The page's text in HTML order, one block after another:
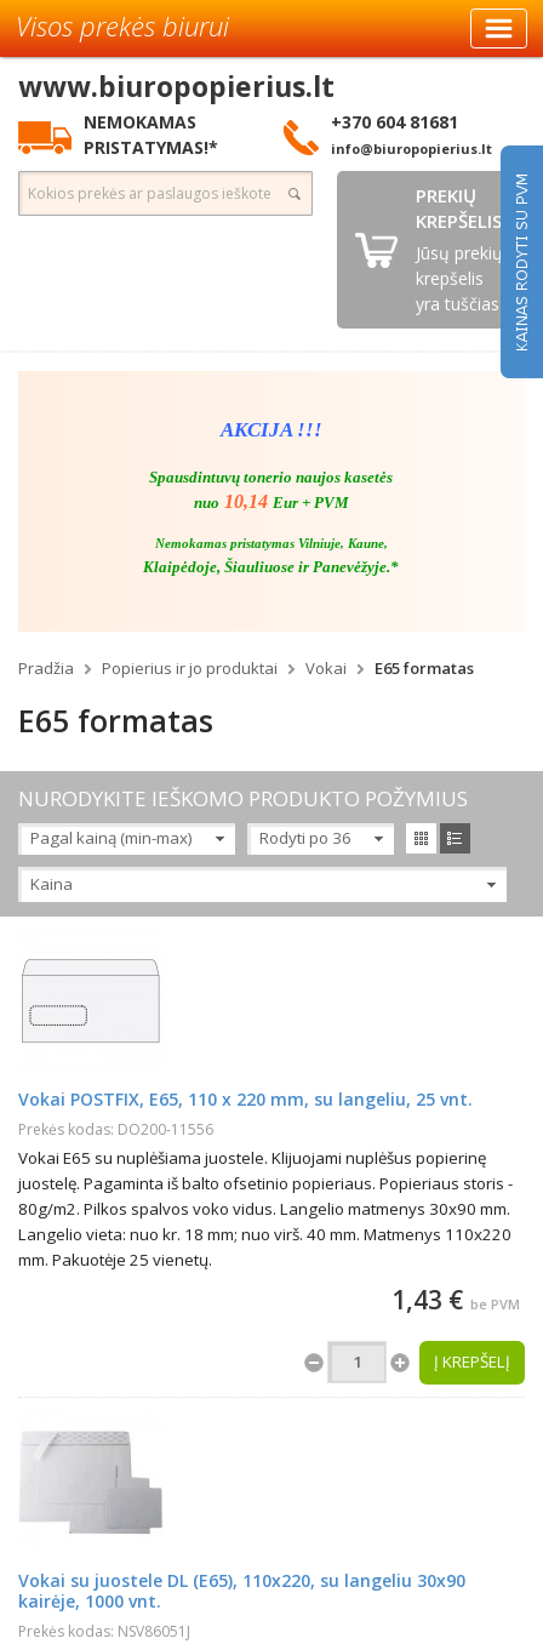
Visos prekės biurui
www.biuropopierius.lt
NEMOKAMAS
PRISTATYMAS!*
+370 604 81681
info@biuropopierius.lt
PREKIŲ
KREPŠELIS
Jūsų prekių
krepšelis
yra tuščias
AKCIJA !!!
Spausdintuvų tonerio naujos kasetės
nuo 10,14 Eur + PVM
Nemokamas pristatymas Vilniuje, Kaune,
Klaipėdoje, Šiauliuose ir Panevėžyje.*
Pradžia Popierius ir jo produktai Vokai E65 formatas
E65 formatas
NURODYKITE IEŠKOMO PRODUKTO POŽYMIUS
Pagal kainą (min-max) Rodyti po 36
Kaina
Vokai POSTFIX, E65, 110 x 220 mm, su langeliu, 25 vnt.
Prekės kodas: DO200-11556
Vokai E65 su nuplėšiama juostele. Klijuojami nuplėšus popierinę
juostelę. Pagaminta iš balto ofsetinio popieriaus. Popieriaus storis -
80g/m2. Pilkos spalvos voko vidus. Langelio matmenys 30x90 mm.
Langelio vieta: nuo kr. 18 mm; nuo virš. 40 mm. Matmenys 110x220
mm. Pakuotėje 25 vienetų.
1,43 € be PVM
Į KREPŠELĮ
Vokai su juostele DL (E65), 110x220, su langeliu 30x90
kairėje, 1000 vnt.
Prekės kodas: NSV86051J